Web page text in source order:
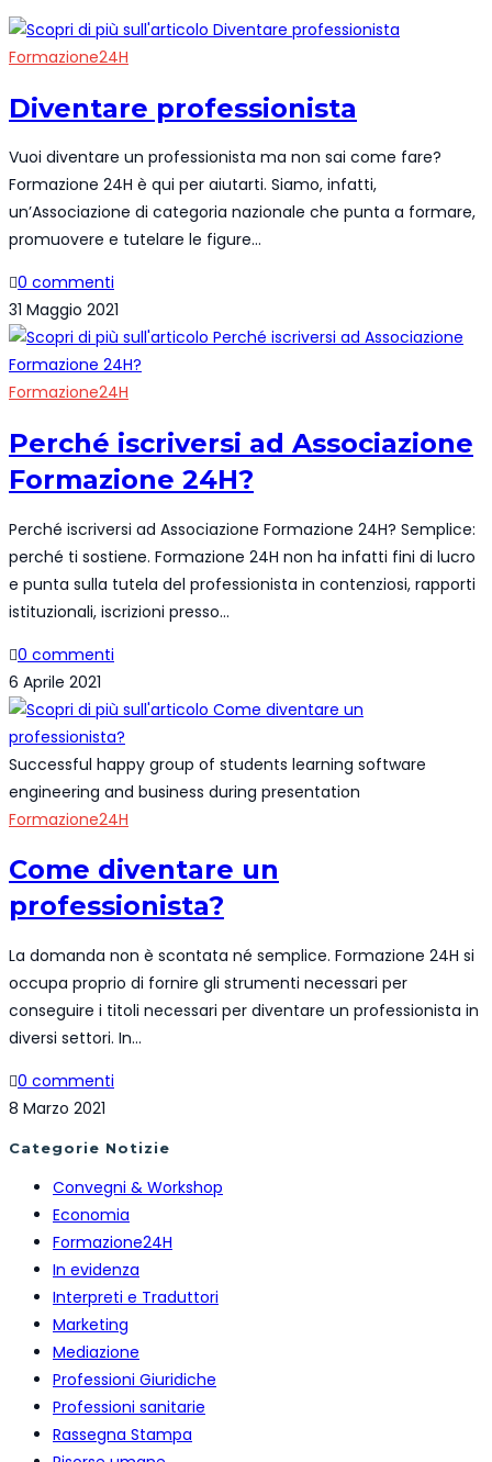
Formazione24H
Diventare professionista
Vuoi diventare un professionista ma non sai come fare?
Formazione 24H è qui per aiutarti. Siamo, infatti,
un’Associazione di categoria nazionale che punta a formare,
promuovere e tutelare le figure…
0 commenti
31 Maggio 2021
Formazione24H
Perché iscriversi ad Associazione
Formazione 24H?
Perché iscriversi ad Associazione Formazione 24H? Semplice:
perché ti sostiene. Formazione 24H non ha infatti fini di lucro
e punta sulla tutela del professionista in contenziosi, rapporti
istituzionali, iscrizioni presso…
0 commenti
6 Aprile 2021
Successful happy group of students learning software
engineering and business during presentation
Formazione24H
Come diventare un
professionista?
La domanda non è scontata né semplice. Formazione 24H si
occupa proprio di fornire gli strumenti necessari per
conseguire i titoli necessari per diventare un professionista in
diversi settori. In…
0 commenti
8 Marzo 2021
Categorie Notizie
Convegni & Workshop
Economia
Formazione24H
In evidenza
Interpreti e Traduttori
Marketing
Mediazione
Professioni Giuridiche
Professioni sanitarie
Rassegna Stampa